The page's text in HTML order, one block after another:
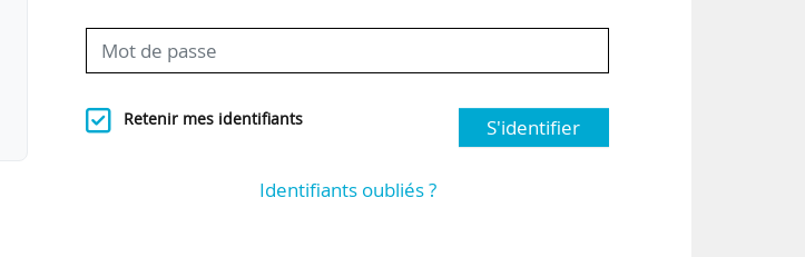
Retenir mes identifiants S'identifier
Identifiants oubliés ?